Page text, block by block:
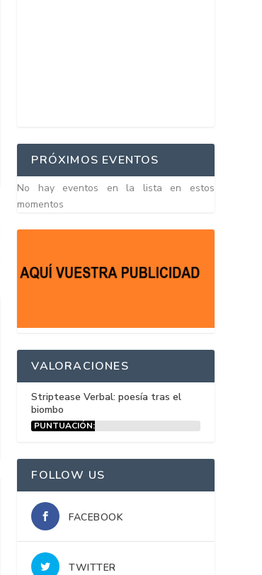
PRÓXIMOS EVENTOS
No hay eventos en la lista en estos
momentos
VALORACIONES
Striptease Verbal: poesía tras el
biombo
PUNTUACIÓN:
FOLLOW US
FACEBOOK
TWITTER